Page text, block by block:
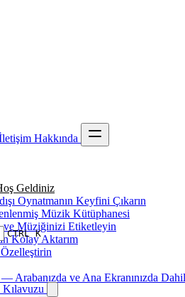
Hakkında
CTRL K
Geldiniz
Oynatmanın Keyfini Çıkarın
Müzik Kütüphanesi
ve Müziğinizi Etiketleyin
Kolay Aktarım
— Arabanızda ve Ana Ekranınızda Dahil